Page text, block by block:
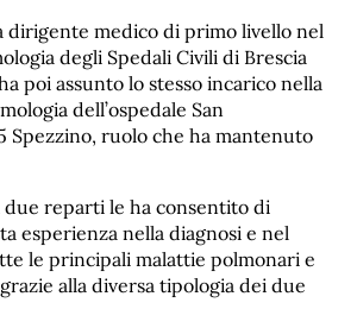
dirigente medico di primo livello nel
degli Spedali Civili di Brescia
poi assunto lo stesso incarico nella
dell’ospedale San
Spezzino, ruolo che ha mantenuto
due reparti le ha consentito di
esperienza nella diagnosi e nel
le principali malattie polmonari e
alla diversa tipologia dei due